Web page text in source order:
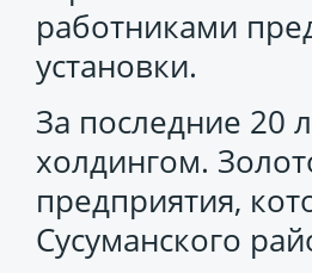
работниками
установки.
За последние 20
холдингом.
предприятия,
Сусуманского